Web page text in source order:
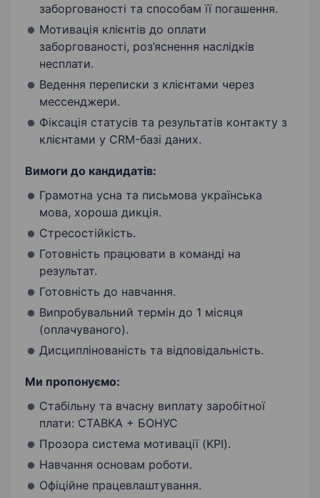
заборгованості та способам її погашення.
Мотивація клієнтів до оплати
заборгованості, роз’яснення наслідків
несплати.
Ведення переписки з клієнтами через
мессенджери.
Фіксація статусів та результатів контакту з
клієнтами у CRM-базі даних.
Вимоги до кандидатів:
Грамотна усна та письмова українська
мова, хороша дикція.
Стресостійкість.
Готовність працювати в команді на
результат.
Готовність до навчання.
Випробувальний термін до 1 місяця
(оплачуваного).
Дисциплінованість та відповідальність.
Ми пропонуємо:
Стабільну та вчасну виплату заробітної
плати: СТАВКА + БОНУС
Прозора система мотивації (KPI).
Навчання основам роботи.
Офіційне працевлаштування.